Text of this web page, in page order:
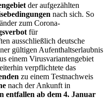
der aufgezählten
nach sich. So
zum Corona-
für
ausschließlich deutsche
gültigen Aufenthaltserlaubnis
einem Virusvariantengebiet
verpflichtete das
zu einem Testnachweis
nach der Ankunft in
entfallen ab dem 4. Januar